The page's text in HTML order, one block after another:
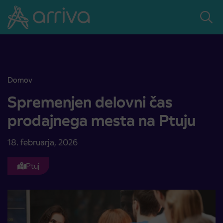
Skoči na vsebino
Domov
Spremenjen delovni čas prodajnega mesta na Ptuju
Spremenjen delovni čas
prodajnega mesta na Ptuju
18. februarja, 2026
Ptuj